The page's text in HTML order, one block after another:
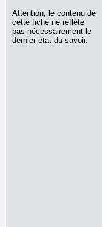
Attention, le contenu de
cette fiche ne reflète
pas nécessairement le
dernier état du savoir.